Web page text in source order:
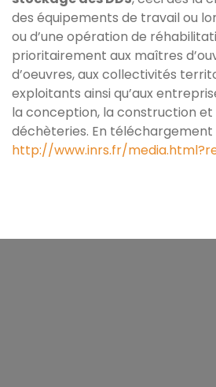
des équipements de travail ou
ou d’une opération de
prioritairement aux maîtres
d’oeuvres, aux collectivités
exploitants ainsi qu’aux
la conception, la construction et
déchèteries. En téléchargement
http://www.inrs.fr/